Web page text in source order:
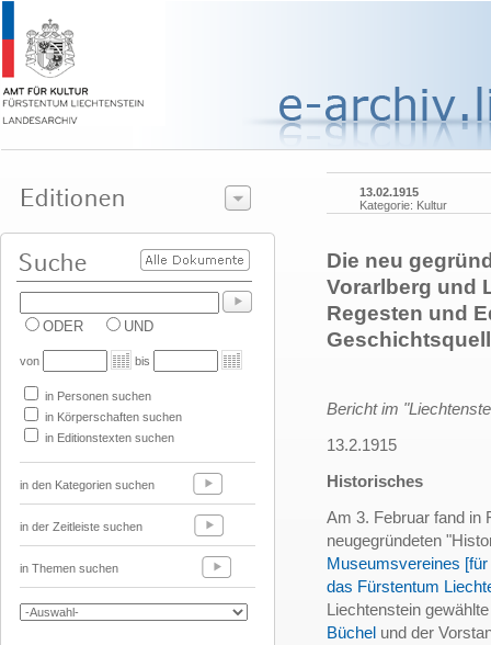
ODER UND
von bis
in Personen suchen
in Körperschaften suchen
in Editionstexten suchen
in den Kategorien suchen
in der Zeitleiste suchen
in Themen suchen
13.02.1915
Kategorie: Kultur
Die neu
Vorarlberg und
Regesten und
Bericht im
13.2.1915
Historisches
Am 3. Februar fand in
neugegründeten
Museumsvereines [für
das Fürstentum
Liechtenstein
Büchel und der